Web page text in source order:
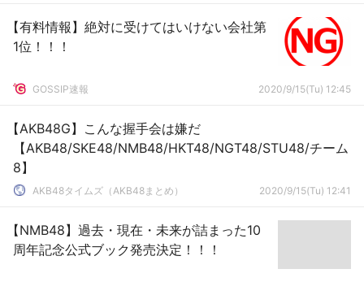
【有料情報】絶対に受けてはいけない会社第
1位！！！
GOSSIP速報 2020/9/15(Tu) 12:45
【AKB48G】こんな握手会は嫌だ
【AKB48/SKE48/NMB48/HKT48/NGT48/STU48/チーム
8】
AKB48タイムズ（AKB48まとめ） 2020/9/15(Tu) 12:41
【NMB48】過去・現在・未来が詰まった10
周年記念公式ブック発売決定！！！